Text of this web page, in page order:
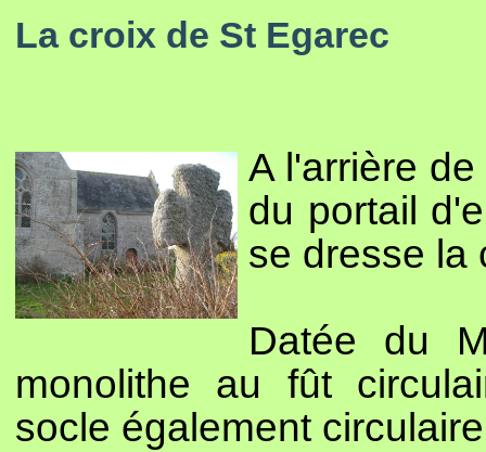
La croix de St Egarec
A l'arrière
du portail
se dresse la
Datée du
monolithe au fût
socle également